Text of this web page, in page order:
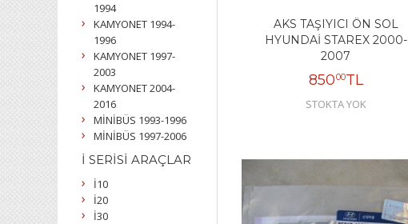
AKS TAŞIYICI ÖN SOL
HYUNDAİ STAREX 2000-
2007
85000TL
STOKTA YOK
1994
KAMYONET 1994-
1996
KAMYONET 1997-
2003
KAMYONET 2004-
2016
MİNİBÜS 1993-1996
MİNİBÜS 1997-2006
İ SERİSİ ARAÇLAR
İ10
İ20
İ30